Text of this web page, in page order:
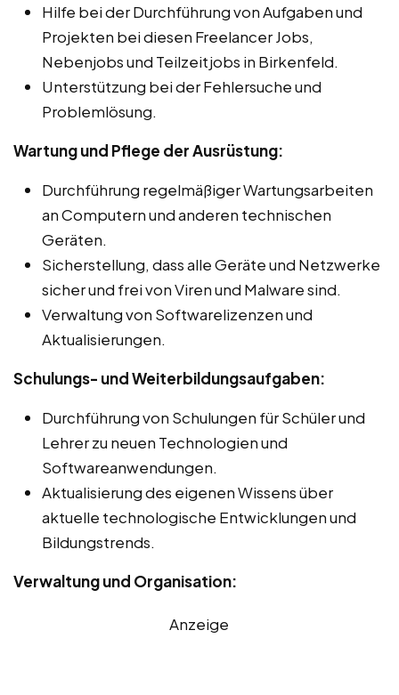
Hilfe bei der Durchführung von Aufgaben und
Projekten bei diesen Freelancer Jobs,
Nebenjobs und Teilzeitjobs in Birkenfeld.
Unterstützung bei der Fehlersuche und
Problemlösung.
Wartung und Pflege der Ausrüstung:
Durchführung regelmäßiger Wartungsarbeiten
an Computern und anderen technischen
Geräten.
Sicherstellung, dass alle Geräte und Netzwerke
sicher und frei von Viren und Malware sind.
Verwaltung von Softwarelizenzen und
Aktualisierungen.
Schulungs- und Weiterbildungsaufgaben:
Durchführung von Schulungen für Schüler und
Lehrer zu neuen Technologien und
Softwareanwendungen.
Aktualisierung des eigenen Wissens über
aktuelle technologische Entwicklungen und
Bildungstrends.
Verwaltung und Organisation:
Anzeige